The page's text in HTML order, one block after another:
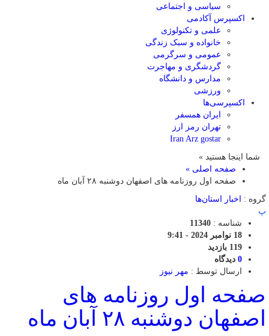
سیاسی و اجتماعی
اکسپرس آکادمی
علمی و تکنولوژی
خانواده و سبک زندگی
عمومی و سرگرمی
گردشگری و مهاجرت
مدارس و دانشگاه
ورزشی
اکسپرسی‌ها
ایران همسفر
تهران رمز ارز
Iran Arz gostar
شما اینجا هستید »
صفحه اصلی »
صفحه اول روزنامه های اصفهان دوشنبه ۲۸ آبان ماه
گروه :
اخبار استان‌ها
پ
شناسه : 11340
18 نوامبر 2024 - 9:41
119 بازدید
0 دیدگاه
ارسال توسط : مهر نیوز
صفحه اول روزنامه های
اصفهان دوشنبه ۲۸ آبان ماه